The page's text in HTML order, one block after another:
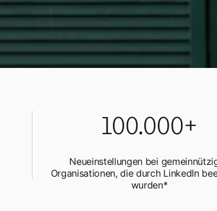
100.000+
Neueinstellungen bei
Organisationen, die durch LinkedIn
wurden*